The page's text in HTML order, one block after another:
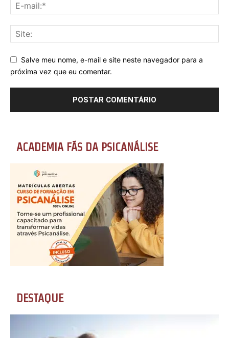
Salve meu nome, e-mail e site neste navegador para a
próxima vez que eu comentar.
ACADEMIA FÃS DA PSICANÁLISE
DESTAQUE